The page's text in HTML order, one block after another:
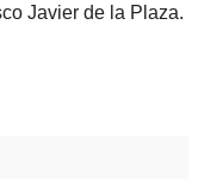
Javier de la Plaza.